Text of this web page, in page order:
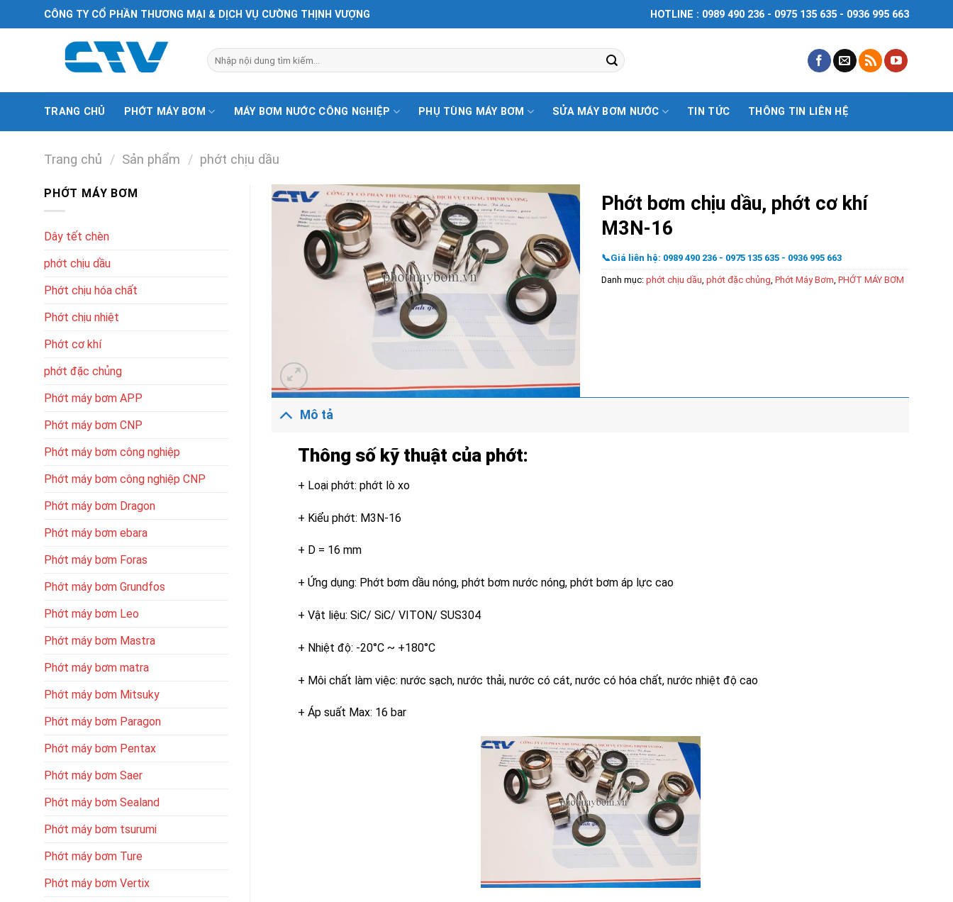
đến
CÔNG TY CỔ PHẦN THƯƠNG MẠI & DỊCH VỤ CƯỜNG THỊNH VƯỢNG HOTLINE : 0989 490 236 - 0975 135 635 - 0936 995 663
Tìm
kiếm:
TRANG CHỦ PHỚT MÁY BƠM MÁY BƠM NƯỚC CÔNG NGHIỆP PHỤ TÙNG MÁY BƠM SỬA MÁY BƠM NƯỚC TIN TỨC THÔNG TIN LIÊN HỆ
Trang chủ / Sản phẩm / phớt chịu dầu
PHỚT MÁY BƠM
Dây tết chèn
phớt chịu dầu
Phớt chịu hóa chất
Phớt chịu nhiệt
Phớt cơ khí
phớt đặc chủng
Phớt máy bơm APP
Phớt máy bơm CNP
Phớt máy bơm công nghiệp
Phớt máy bơm công nghiệp CNP
Phớt máy bơm Dragon
Phớt máy bơm ebara
Phớt máy bơm Foras
Phớt máy bơm Grundfos
Phớt máy bơm Leo
Phớt máy bơm Mastra
Phớt máy bơm matra
Phớt máy bơm Mitsuky
Phớt máy bơm Paragon
Phớt máy bơm Pentax
Phớt máy bơm Saer
Phớt máy bơm Sealand
Phớt máy bơm tsurumi
Phớt máy bơm Ture
Phớt máy bơm Vertix
Phớt bơm chịu dầu, phớt cơ khí
M3N-16
📞Giá liên hệ: 0989 490 236 - 0975 135 635 - 0936 995 663
Danh mục: phớt chịu dầu phớt đặc chủng Phớt Máy Bơm PHỚT MÁY BƠM
Mô tả
Thông số kỹ thuật của phớt:
+ Loại phớt: phớt lò xo
+ Kiểu phớt: M3N-16
+ D = 16 mm
+ Ứng dụng: Phớt bơm dầu nóng, phớt bơm nước nóng, phớt bơm áp lực cao
+ Vật liệu: SiC/ SiC/ VITON/ SUS304
+ Nhiệt độ: -20°C ~ +180°C
+ Môi chất làm việc: nước sạch, nước thải, nước có cát, nước có hóa chất, nước nhiệt độ cao
+ Áp suất Max: 16 bar